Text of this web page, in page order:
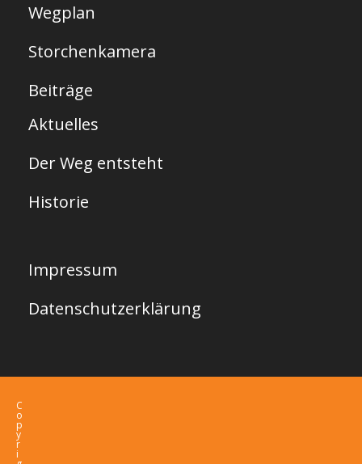
Wegplan
Storchenkamera
Beiträge
Aktuelles
Der Weg entsteht
Historie
Impressum
Datenschutzerklärung
C
o
p
y
r
i